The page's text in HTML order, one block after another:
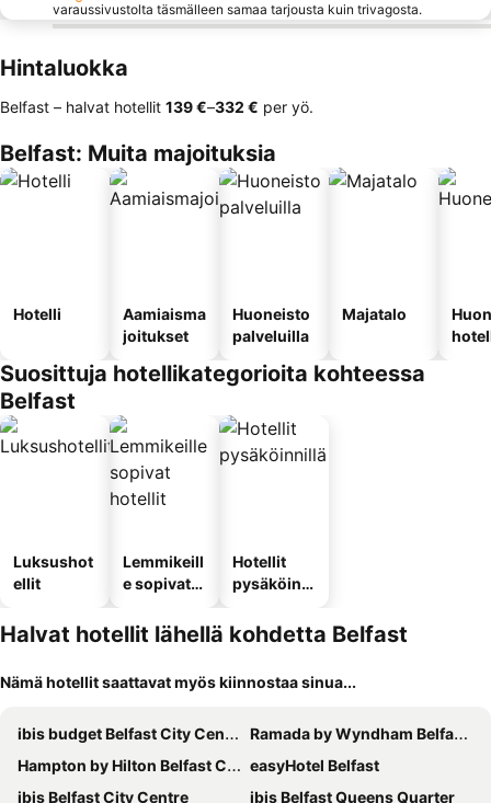
varaussivustolta täsmälleen samaa tarjousta kuin trivagosta.
Hintaluokka
Belfast – halvat hotellit ‎139 €–‎332 € per yö.
Belfast: Muita majoituksia
Hotelli
Aamiaisma
joitukset
Huoneisto
palveluilla
Majatalo
Suosittuja hotellikategorioita kohteessa
Belfast
Luksushot
ellit
Lemmikeill
e sopivat
Hotellit
pysäköinni
Halvat hotellit lähellä kohdetta Belfast
Nämä hotellit saattavat myös kiinnostaa sinua...
ibis budget Belfast City Centre
Ramada by Wyndham Belfast City Centre
Hampton by Hilton Belfast City Centre
easyHotel Belfast
ibis Belfast City Centre
ibis Belfast Queens Quarter